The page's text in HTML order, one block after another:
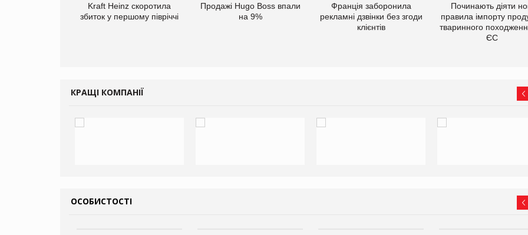
Kraft Heinz скоротила
збиток у першому півріччі
Продажі Hugo Boss впали
на 9%
Франція заборонила
рекламні дзвінки без згоди
клієнтів
Починають діяти
правила імпорту
тваринного
ЄС
КРАЩІ КОМПАНІЇ
ОСОБИСТОСТІ